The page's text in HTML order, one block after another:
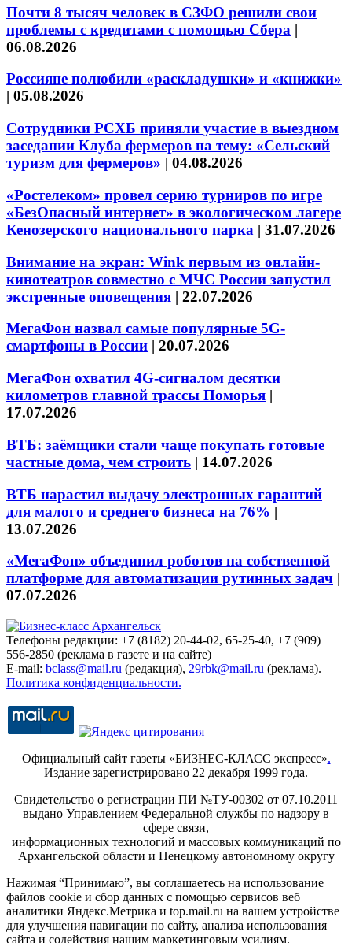
Почти 8 тысяч человек в СЗФО решили свои
проблемы с кредитами с помощью Сбера |
06.08.2026
Россияне полюбили «раскладушки» и «книжки»
| 05.08.2026
Сотрудники РСХБ приняли участие в выездном
заседании Клуба фермеров на тему: «Сельский
туризм для фермеров» | 04.08.2026
«Ростелеком» провел серию турниров по игре
«БезОпасный интернет» в экологическом лагере
Кенозерского национального парка | 31.07.2026
Внимание на экран: Wink первым из онлайн-
кинотеатров совместно с МЧС России запустил
экстренные оповещения | 22.07.2026
МегаФон назвал самые популярные 5G-
смартфоны в России | 20.07.2026
МегаФон охватил 4G-сигналом десятки
километров главной трассы Поморья |
17.07.2026
ВТБ: заёмщики стали чаще покупать готовые
частные дома, чем строить | 14.07.2026
ВТБ нарастил выдачу электронных гарантий
для малого и среднего бизнеса на 76% |
13.07.2026
«МегаФон» объединил роботов на собственной
платформе для автоматизации рутинных задач |
07.07.2026
Телефоны редакции: +7 (8182) 20-44-02, 65-25-40, +7 (909)
556-2850 (реклама в газете и на сайте)
E-mail: bclass@mail.ru (редакция), 29rbk@mail.ru (реклама).
Политика конфиденциальности.
Официальный сайт газеты «БИЗНЕС-КЛАСС экспресс».
Издание зарегистрировано 22 декабря 1999 года.
Свидетельство о регистрации ПИ №ТУ-00302 от 07.10.2011
выдано Управлением Федеральной службы по надзору в
сфере связи,
информационных технологий и массовых коммуникаций по
Архангельской области и Ненецкому автономному округу
Нажимая “Принимаю”, вы соглашаетесь на использование
файлов cookie и сбор данных с помощью сервисов веб
аналитики Яндекс.Метрика и top.mail.ru на вашем устройстве
для улучшения навигации по сайту, анализа использования
сайта и содействия нашим маркетинговым усилиям.